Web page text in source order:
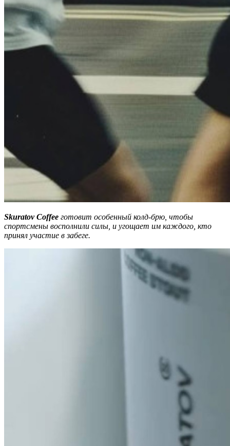
Skuratov Coffee готовит особенный колд-брю, чтобы
спортсмены восполнили силы, и угощает им каждого, кто
принял участие в забеге.